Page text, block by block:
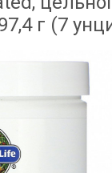
г (7